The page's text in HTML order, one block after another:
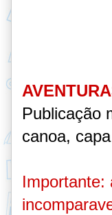
Publicação
canoa,
Importante: